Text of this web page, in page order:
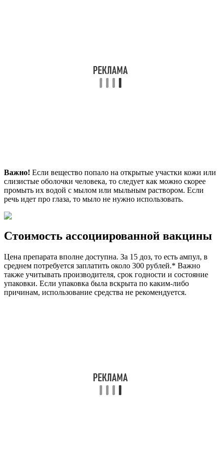
Важно! Если вещество попало на открытые участки кожи или
слизистые оболочки человека, то следует как можно скорее
промыть их водой с мылом или мыльным раствором. Если
речь идет про глаза, то мыло не нужно использовать.
Стоимость ассоциированной вакцины
Цена препарата вполне доступна. За 15 доз, то есть ампул, в
среднем потребуется заплатить около 300 рублей.* Важно
также учитывать производителя, срок годности и состояние
упаковки. Если упаковка была вскрыта по каким-либо
причинам, использование средства не рекомендуется.